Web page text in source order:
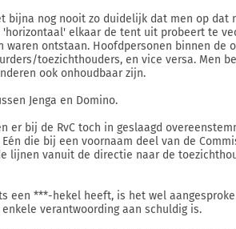
bijna nog nooit zo duidelijk dat men op dat
'horizontaal' elkaar de tent uit probeert te
waren ontstaan. Hoofdpersonen binnen de
toezichthouders, en vice versa. Men
ook onhoudbaar zijn.
Jenga en Domino.
er bij de RvC toch in geslaagd
Eén die bij een voornaam deel van de
lijnen vanuit de directie naar de
een ***-hekel heeft, is het wel
verantwoording aan schuldig is.